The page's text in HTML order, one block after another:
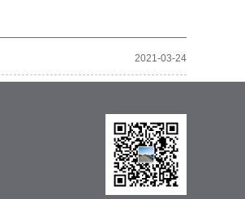
2021-03-24